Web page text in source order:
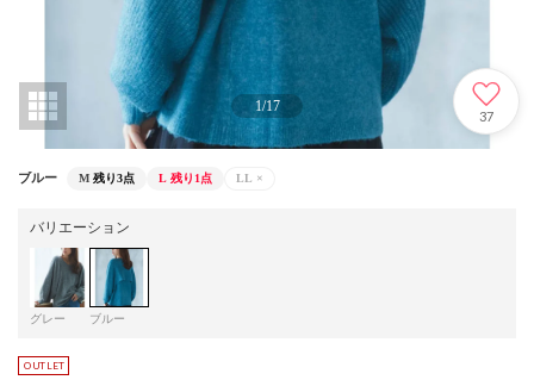
1/17
37
ブルー M 残り3点 L 残り1点 LL ×
バリエーション
グレー ブルー